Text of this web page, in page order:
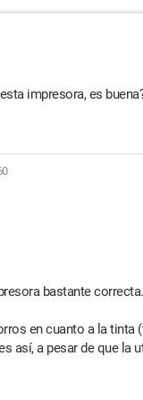
impresora, es
bastante
en cuanto a la tinta
así, a pesar de que la